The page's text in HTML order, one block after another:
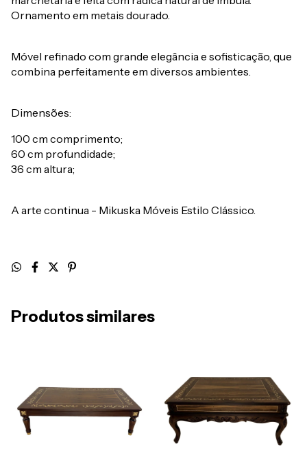
Ornamento em metais dourado.
Móvel refinado com grande elegância e sofisticação, que
combina perfeitamente em diversos ambientes.
Dimensões:
100 cm comprimento;
60 cm profundidade;
36 cm altura;
A arte continua - Mikuska Móveis Estilo Clássico.
Produtos similares